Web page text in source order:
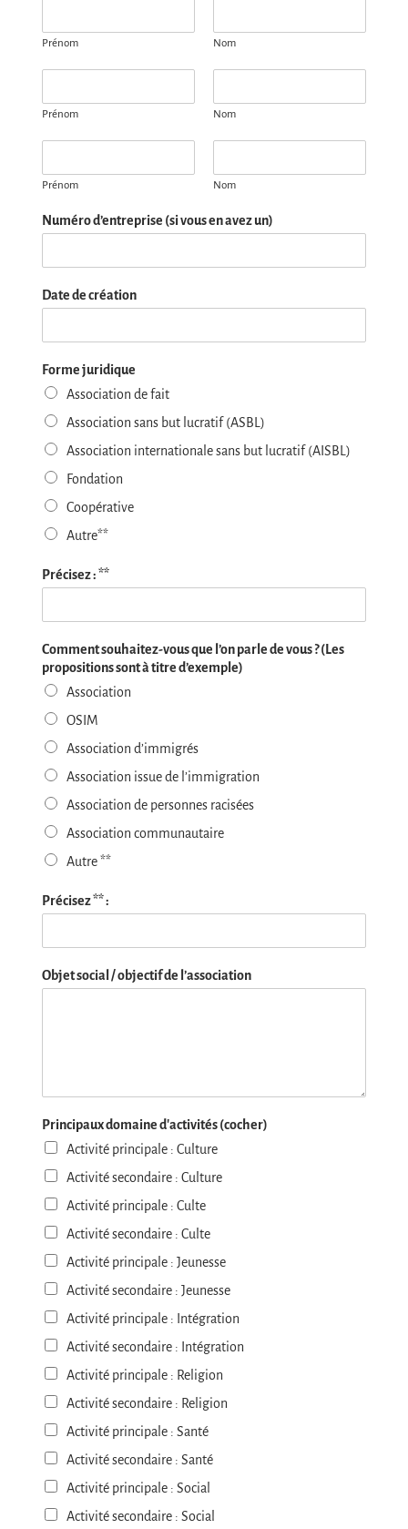
Prénom Nom
é
e
N
u
p
o
s
a
Prénom Nom
é
o
N
o
u
s
o
n
a
b
e
Prénom Nom
Numéro d’entreprise (si vous en avez un)
Date de création
Forme juridique
Association de fait
Association sans but lucratif (ASBL)
Association internationale sans but lucratif (AISBL)
Fondation
Coopérative
Autre**
Précisez : **
Comment souhaitez-vous que l’on parle de vous ? (Les
propositions sont à titre d’exemple)
Association
OSIM
Association d’immigrés
Association issue de l’immigration
Association de personnes racisées
Association communautaire
Autre **
Précisez ** :
Objet social / objectif de l’association
Principaux domaine d'activités (cocher)
Activité principale : Culture
Activité secondaire : Culture
Activité principale : Culte
Activité secondaire : Culte
Activité principale : Jeunesse
Activité secondaire : Jeunesse
Activité principale : Intégration
Activité secondaire : Intégration
Activité principale : Religion
Activité secondaire : Religion
Activité principale : Santé
Activité secondaire : Santé
Activité principale : Social
Activité secondaire : Social